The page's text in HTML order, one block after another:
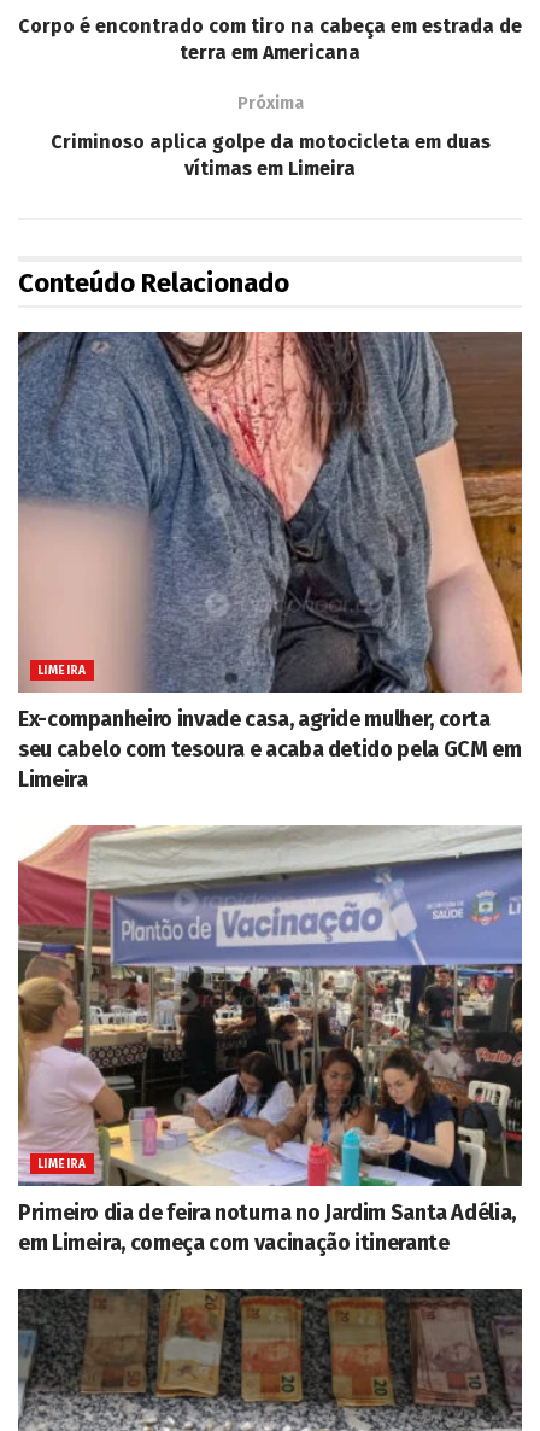
Corpo é encontrado com tiro na cabeça em estrada de
terra em Americana
Próxima
Criminoso aplica golpe da motocicleta em duas
vítimas em Limeira
Conteúdo Relacionado
LIMEIRA
Ex-companheiro invade casa, agride mulher, corta
seu cabelo com tesoura e acaba detido pela GCM em
Limeira
LIMEIRA
Primeiro dia de feira noturna no Jardim Santa Adélia,
em Limeira, começa com vacinação itinerante